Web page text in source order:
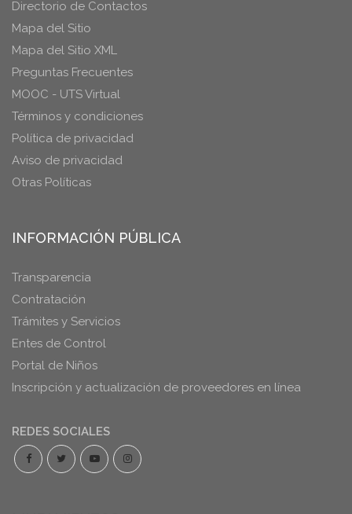
Directorio de Contactos
Mapa del Sitio
Mapa del Sitio XML
Preguntas Frecuentes
MOOC - UTS Virtual
Términos y condiciones
Política de privacidad
Aviso de privacidad
Otras Políticas
INFORMACIÓN PÚBLICA
Transparencia
Contratación
Trámites y Servicios
Entes de Control
Portal de Niños
Inscripción y actualización de proveedores en línea
REDES SOCIALES